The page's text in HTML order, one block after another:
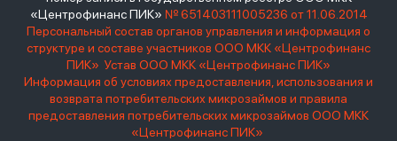
«Центрофинанс ПИК» № 651403111005236 от 11.06.2014
Персональный состав органов управления и информация о
структуре и составе участников ООО МКК «Центрофинанс
ПИК» Устав ООО МКК «Центрофинанс ПИК»
Информация об условиях предоставления, использования и
возврата потребительских микрозаймов и правила
предоставления потребительских микрозаймов ООО МКК
«Центрофинанс ПИК»